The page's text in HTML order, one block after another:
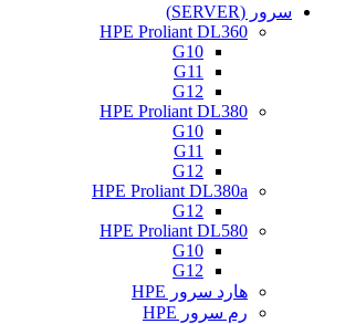
سرور (SERVER)
HPE Proliant DL360
G10
G11
G12
HPE Proliant DL380
G10
G11
G12
HPE Proliant DL380a
G12
HPE Proliant DL580
G10
G12
هارد سرور HPE
رم سرور HPE